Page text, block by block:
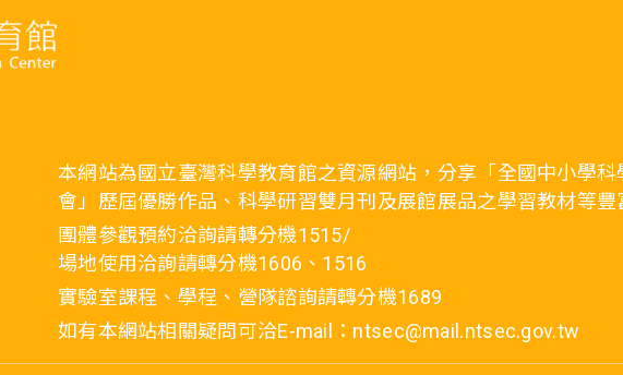
本網站為國立臺灣科學教育館之資源網站，分享「全國中小學
會」歷屆優勝作品、科學研習雙月刊及展館展品之學習教材等豐
團體參觀預約洽詢請轉分機1515/
場地使用洽詢請轉分機1606、1516
實驗室課程、學程、營隊諮詢請轉分機1689
如有本網站相關疑問可洽E-mail：ntsec@mail.ntsec.gov.tw